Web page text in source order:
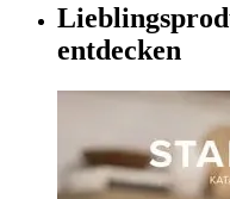
entdecken